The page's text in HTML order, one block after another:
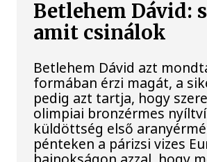
Betlehem Dávid:
amit csinálok
Betlehem Dávid azt
formában érzi magát, a
pedig azt tartja, hogy
olimpiai bronzérmes
küldöttség első
pénteken a párizsi vizes